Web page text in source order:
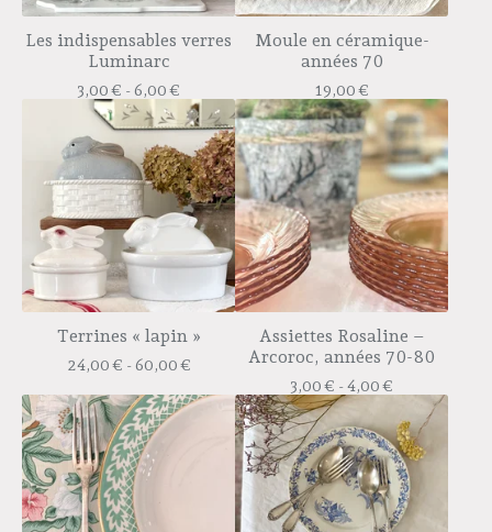
Les indispensables verres
Luminarc
3,00€ - 6,00€
Moule en céramique-
années 70
19,00€
Terrines « lapin »
24,00€ - 60,00€
Assiettes Rosaline –
Arcoroc, années 70-80
3,00€ - 4,00€